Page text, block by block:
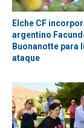
Elche CF
argentino
Buonanotte para
ataque